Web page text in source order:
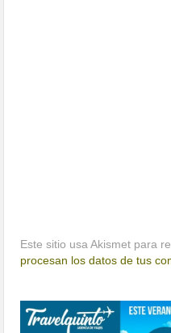
Este sitio usa Akismet para
procesan los datos de tus